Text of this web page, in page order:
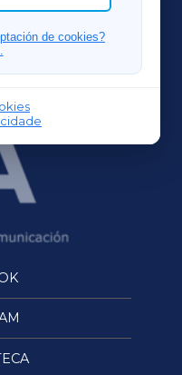
de cookies?